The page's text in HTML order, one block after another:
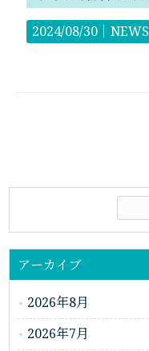
2024/08/30｜NEWS
アーカイブ
2026年8月
2026年7月